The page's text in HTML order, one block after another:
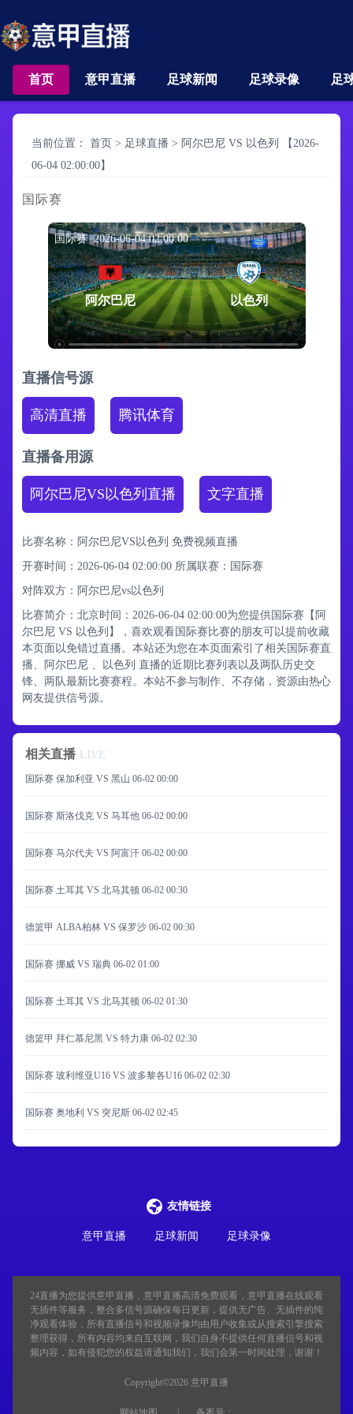
首页 意甲直播 足球新闻 足球录像 足
当前位置： 首页 > 足球直播 > 阿尔巴尼 VS 以色列 【2026-
06-04 02:00:00】
国际赛
国际赛 2026-06-04 02:00:00
阿尔巴尼 以色列
直播信号源
高清直播 腾讯体育
直播备用源
阿尔巴尼VS以色列直播 文字直播
比赛名称：阿尔巴尼VS以色列 免费视频直播
开赛时间：2026-06-04 02:00:00 所属联赛： 国际赛
对阵双方：阿尔巴尼vs以色列
比赛简介：北京时间：2026-06-04 02:00:00为您提供国际赛【阿
尔巴尼 VS 以色列】，喜欢观看国际赛比赛的朋友可以提前收藏
本页面以免错过直播。本站还为您在本页面索引了相关国际赛直
播、阿尔巴尼 、以色列 直播的近期比赛列表以及两队历史交
锋、两队最新比赛赛程。本站不参与制作、不存储，资源由热心
网友提供信号源。
相关直播 LIVE
国际赛 保加利亚 VS 黑山 06-02 00:00
国际赛 斯洛伐克 VS 马耳他 06-02 00:00
国际赛 马尔代夫 VS 阿富汗 06-02 00:00
国际赛 土耳其 VS 北马其顿 06-02 00:30
德篮甲 ALBA柏林 VS 保罗沙 06-02 00:30
国际赛 挪威 VS 瑞典 06-02 01:00
国际赛 土耳其 VS 北马其顿 06-02 01:30
德篮甲 拜仁慕尼黑 VS 特力康 06-02 02:30
国际赛 玻利维亚U16 VS 波多黎各U16 06-02 02:30
国际赛 奥地利 VS 突尼斯 06-02 02:45
友情链接
意甲直播 足球新闻 足球录像
24直播为您提供意甲直播，意甲直播高清免费观看，意甲直播在线观看
无插件等服务，整合多信号源确保每日更新，提供无广告、无插件的纯
净观看体验，所有直播信号和视频录像均由用户收集或从搜索引擎搜索
整理获得，所有内容均来自互联网，我们自身不提供任何直播信号和视
频内容，如有侵犯您的权益请通知我们，我们会第一时间处理，谢谢！
Copyright©2026 意甲直播